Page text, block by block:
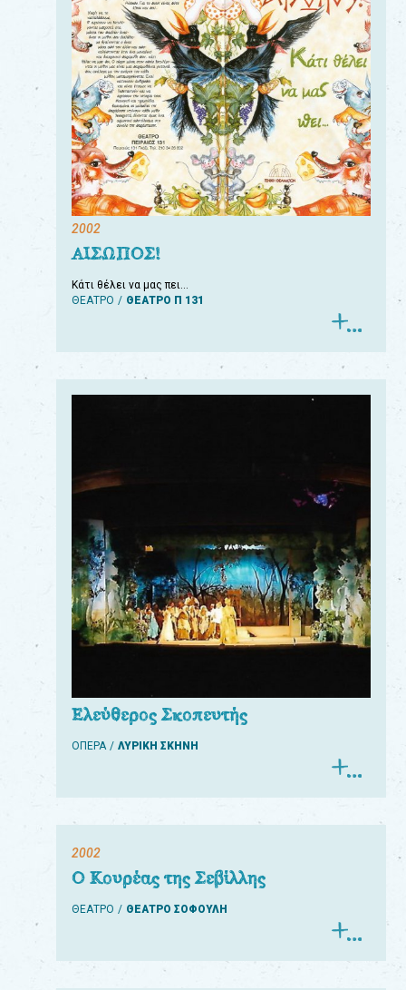
2002
ΑΙΣΩΠΟΣ!
Κάτι θέλει να μας πει…
ΘΕΑΤΡΟ
ΘΕΑΤΡΟ Π 131
Ελεύθερος Σκοπευτής
ΟΠΕΡΑ ΛΥΡΙΚΗ ΣΚΗΝΗ
2002
Ο Κουρέας της Σεβίλλης
ΘΕΑΤΡΟ ΘΕΑΤΡΟ ΣΟΦΟΥΛΗ